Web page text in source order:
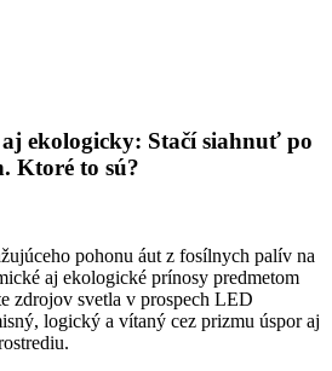
ekologicky: Stačí siahnuť po
Ktoré to sú?
pohonu áut z fosílnych palív na
aj ekologické prínosy predmetom
zdrojov svetla v prospech LED
logický a vítaný cez prizmu úspor aj